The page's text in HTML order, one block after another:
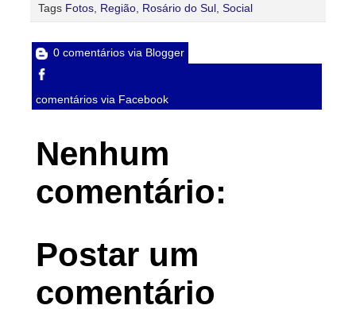
Tags Fotos Região Rosário do Sul Social
0 comentários via Blogger
comentários via Facebook
Nenhum
comentário:
Postar um
comentário